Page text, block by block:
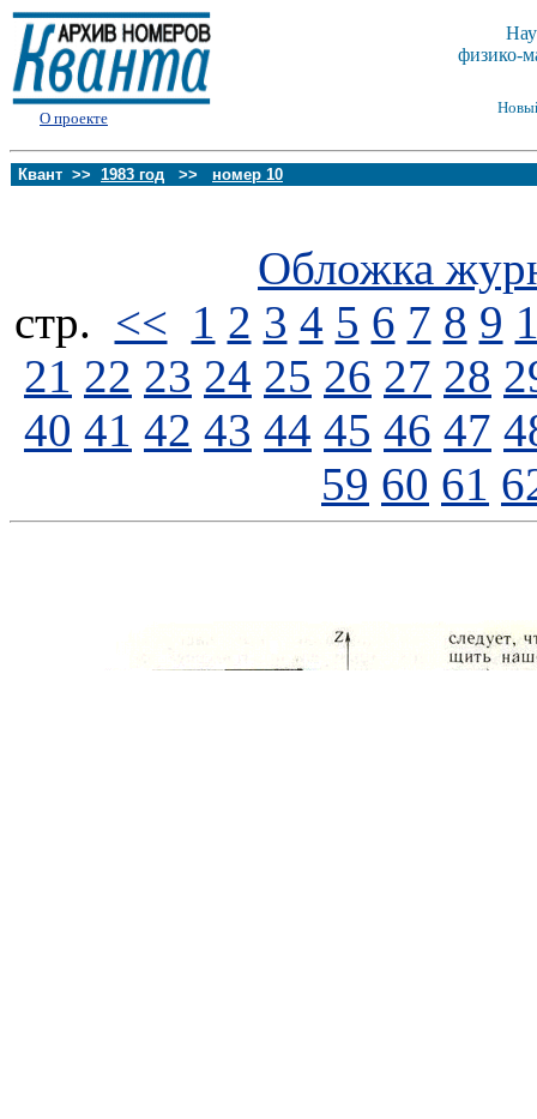
О проекте
физико-
Квант >> 1983 год >> номер 10
Обложка
стp. << 1 2 3 4 5 6 7 8 9
21 22 23 24 25 26 27 28
40 41 42 43 44 45 46 47
59 60 61